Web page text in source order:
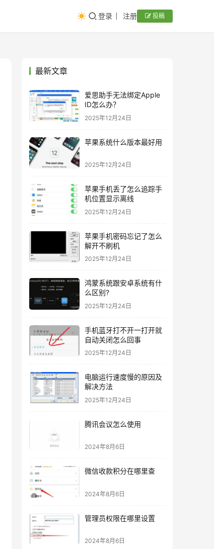
登录 注册 投稿
最新文章
爱思助手无法绑定Apple
ID怎么办？
2025年12月24日
苹果系统什么版本最好用
2025年12月24日
苹果手机丢了怎么追踪手
机位置显示离线
2025年12月24日
苹果手机密码忘记了怎么
解开不刷机
2025年12月24日
鸿蒙系统跟安卓系统有什
么区别?
2025年12月24日
手机蓝牙打不开一打开就
自动关闭怎么回事
2025年12月24日
电脑运行速度慢的原因及
解决方法
2025年12月24日
腾讯会议怎么使用
2024年8月6日
微信收款积分在哪里查
2024年8月6日
管理员权限在哪里设置
2024年8月6日